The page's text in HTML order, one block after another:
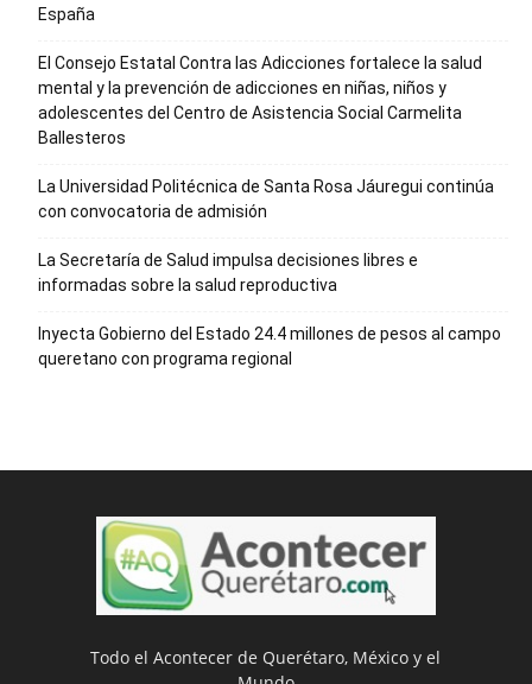
España
El Consejo Estatal Contra las Adicciones fortalece la salud
mental y la prevención de adicciones en niñas, niños y
adolescentes del Centro de Asistencia Social Carmelita
Ballesteros
La Universidad Politécnica de Santa Rosa Jáuregui continúa
con convocatoria de admisión
La Secretaría de Salud impulsa decisiones libres e
informadas sobre la salud reproductiva
Inyecta Gobierno del Estado 24.4 millones de pesos al campo
queretano con programa regional
Todo el Acontecer de Querétaro, México y el